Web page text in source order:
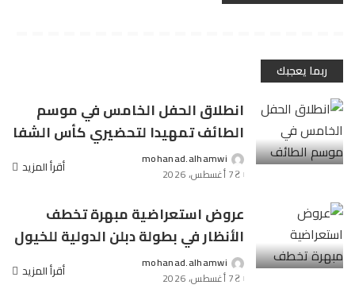
ربما يعجبك
انطلاق الحفل الخامس في موسم
الطائف تمهيدا لتحضيري كأس الشفا
Posted
by
mohanad.alhamwi
7 أغسطس، 2026
أقرأ المزيد
عروض استعراضية مبهرة تخطف
الأنظار في بطولة دبلن الدولية للخيول
Posted
by
mohanad.alhamwi
7 أغسطس، 2026
أقرأ المزيد